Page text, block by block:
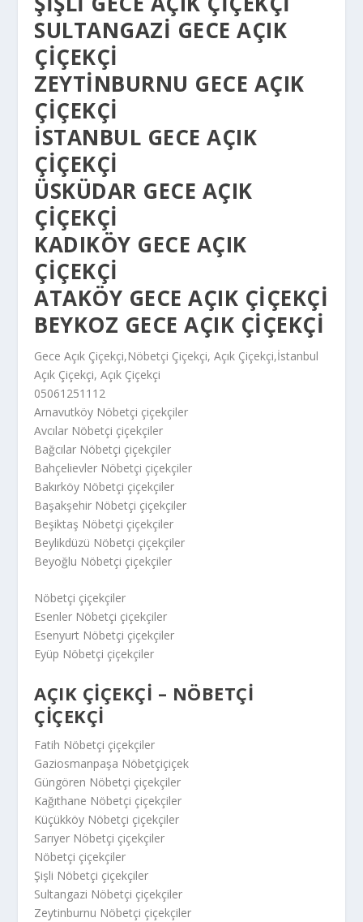
SULTANGAZI GECE AÇIK
ÇIÇEKÇI
ZEYTINBURNU GECE AÇIK
ÇIÇEKÇI
ISTANBUL GECE AÇIK
ÇIÇEKÇI
ÜSKÜDAR GECE AÇIK
ÇIÇEKÇI
KADIKÖY GECE AÇIK
ÇIÇEKÇI
ATAKÖY GECE AÇIK ÇIÇEKÇI
BEYKOZ GECE AÇIK ÇIÇEKÇI
Gece Açık Çiçekçi,Nöbetçi Çiçekçi, Açık Çiçekçi,İstanbul
Açık Çiçekçi, Açık Çiçekçi
05061251112
Arnavutköy Nöbetçi çiçekçiler
Avcılar Nöbetçi çiçekçiler
Bağcılar Nöbetçi çiçekçiler
Bahçelievler Nöbetçi çiçekçiler
Bakırköy Nöbetçi çiçekçiler
Başakşehir Nöbetçi çiçekçiler
Beşiktaş Nöbetçi çiçekçiler
Beylikdüzü Nöbetçi çiçekçiler
Beyoğlu Nöbetçi çiçekçiler
Nöbetçi çiçekçiler
Esenler Nöbetçi çiçekçiler
Esenyurt Nöbetçi çiçekçiler
Eyüp Nöbetçi çiçekçiler
AÇIK ÇIÇEKÇI – NÖBETÇI
ÇIÇEKÇI
Fatih Nöbetçi çiçekçiler
Gaziosmanpaşa Nöbetçiçiçek
Güngören Nöbetçi çiçekçiler
Kağıthane Nöbetçi çiçekçiler
Küçükköy Nöbetçi çiçekçiler
Sarıyer Nöbetçi çiçekçiler
Nöbetçi çiçekçiler
Şişli Nöbetçi çiçekçiler
Sultangazi Nöbetçi çiçekçiler
Zeytinburnu Nöbetçi çiçekçiler